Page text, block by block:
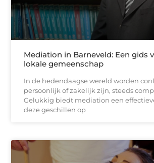
Mediation in Barneveld: Een gids
lokale gemeenschap
In de hedendaagse wereld worden
persoonlijk of zakelijk zijn, steeds
Gelukkig biedt mediation een
deze geschillen op